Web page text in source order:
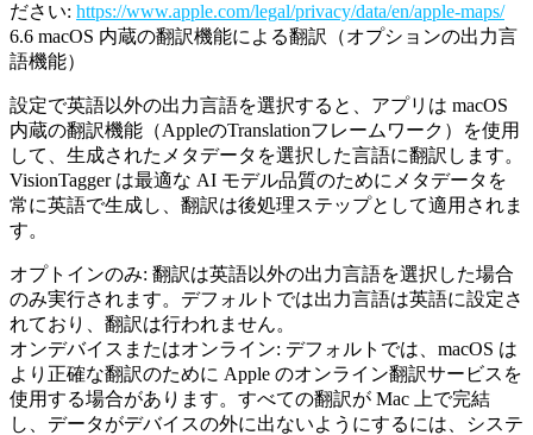
ださい: https://www.apple.com/legal/privacy/data/en/apple-maps/
6.6 macOS 内蔵の翻訳機能による翻訳（オプションの出力言
語機能）
設定で英語以外の出力言語を選択すると、アプリは macOS
内蔵の翻訳機能 （AppleのTranslationフレームワーク）を使用
して、生成されたメタデータを選択した言語に翻訳します。
VisionTagger は最適な AI モデル品質のためにメタデータを
常に英語で生成し、翻訳は後処理ステップとして適用されま
す。
オプトインのみ: 翻訳は英語以外の出力言語を選択した場合
のみ実行されます。デフォルトでは出力言語は英語に設定さ
れており、翻訳は行われません。
オンデバイスまたはオンライン: デフォルトでは、macOS は
より正確な翻訳のために Apple のオンライン翻訳サービスを
使用する場合があります。すべての翻訳が Mac 上で完結
し、データがデバイスの外に出ないようにするには、システ